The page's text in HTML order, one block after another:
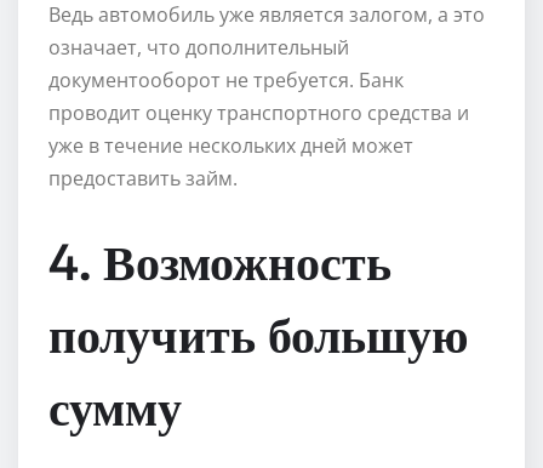
Ведь автомобиль уже является залогом, а это
означает, что дополнительный
документооборот не требуется. Банк
проводит оценку транспортного средства и
уже в течение нескольких дней может
предоставить займ.
4. Возможность
получить большую
сумму